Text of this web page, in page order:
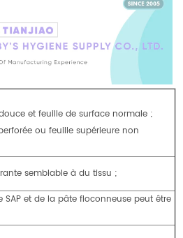
et feuille de surface normale ;
ou feuille supérieure non
semblable à du tissu ;
SAP et de la pâte floconneuse peut être